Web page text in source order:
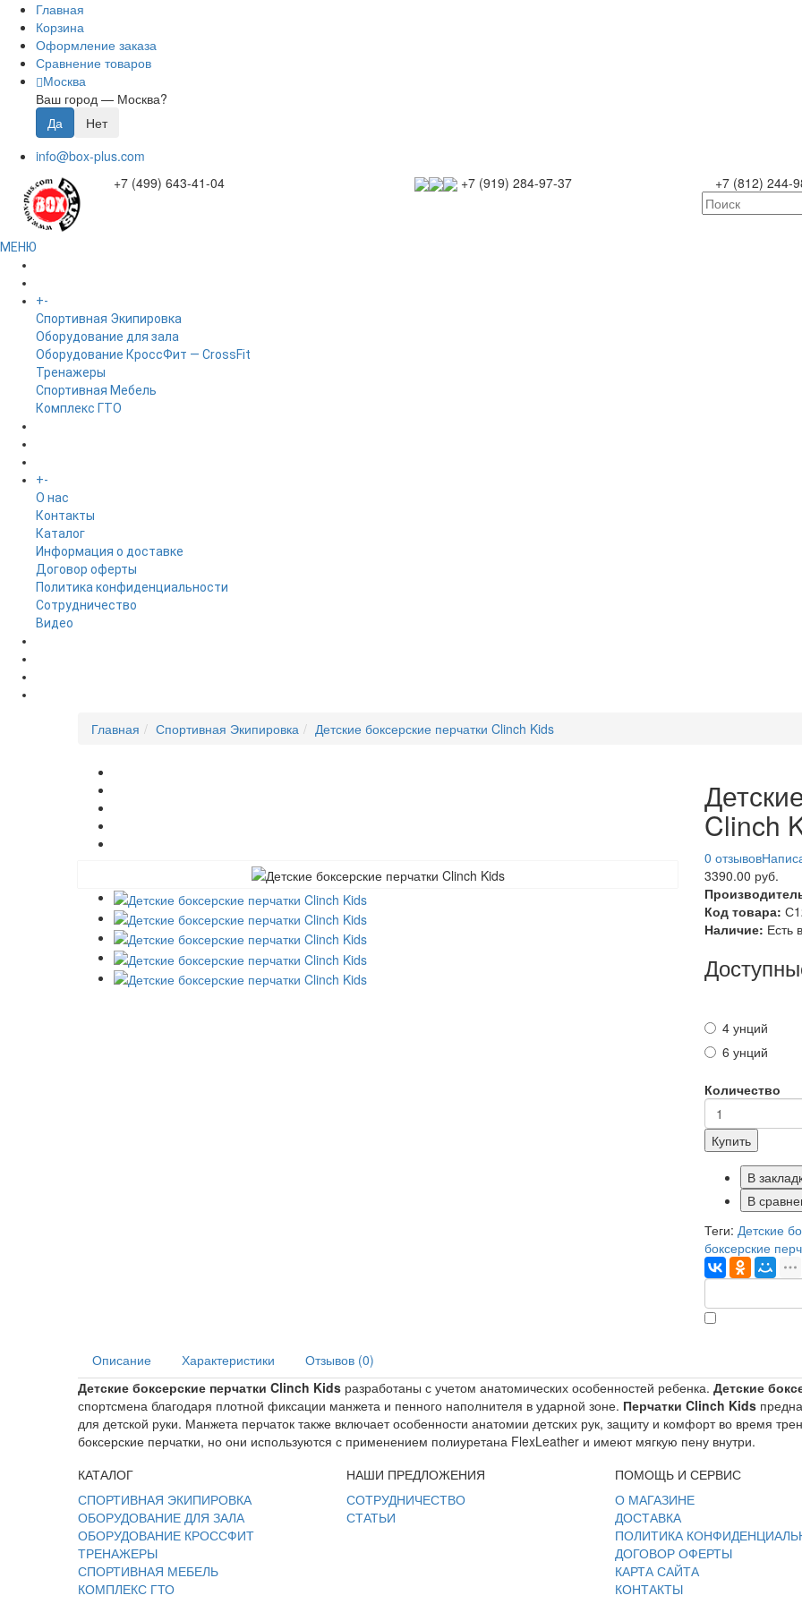
Главная
Корзина
Оформление заказа
Сравнение товаров
Москва
Ваш город — Москва?
info@box-plus.com
+7 (499) 643-41-04
+7 (919) 284-97-37 +7 (812) 244-
МЕНЮ
+-
Спортивная Экипировка
Оборудование для зала
Оборудование КроссФит — CrossFit
Тренажеры
Спортивная Мебель
Комплекс ГТО
+-
O нас
Контакты
Каталог
Информация о доставке
Договор оферты
Политика конфиденциальности
Сотрудничество
Видео
Главная Спортивная Экипировка Детские боксерские перчатки Clinch Kids
Clinch
0 отзывов
3390.00 руб.
Код товара:
Наличие: Есть
4 унций
6 унций
Количество
Купить
В
В
Теги: Детские
боксерские
Описание Характеристики
Отзывов (0)
Детские боксерские перчатки Clinch Kids разработаны с учетом анатомических особенностей ребенка. Детские
спортсмена благодаря плотной фиксации манжета и пенного наполнителя в ударной зоне. Перчатки Clinch Kids
для детской руки. Манжета перчаток также включает особенности анатомии детских рук, защиту и комфорт во время
боксерские перчатки, но они используются с применением полиуретана FlexLeather и имеют мягкую пену внутри.
КАТАЛОГ
СПОРТИВНАЯ ЭКИПИРОВКА
ОБОРУДОВАНИЕ ДЛЯ ЗАЛА
ОБОРУДОВАНИЕ КРОССФИТ
ТРЕНАЖЕРЫ
СПОРТИВНАЯ МЕБЕЛЬ
КОМПЛЕКС ГТО
НАШИ ПРЕДЛОЖЕНИЯ
СОТРУДНИЧЕСТВО
СТАТЬИ
ПОМОЩЬ И СЕРВИС
О МАГАЗИНЕ
ДОСТАВКА
ПОЛИТИКА
ДОГОВОР ОФЕРТЫ
КАРТА САЙТА
КОНТАКТЫ